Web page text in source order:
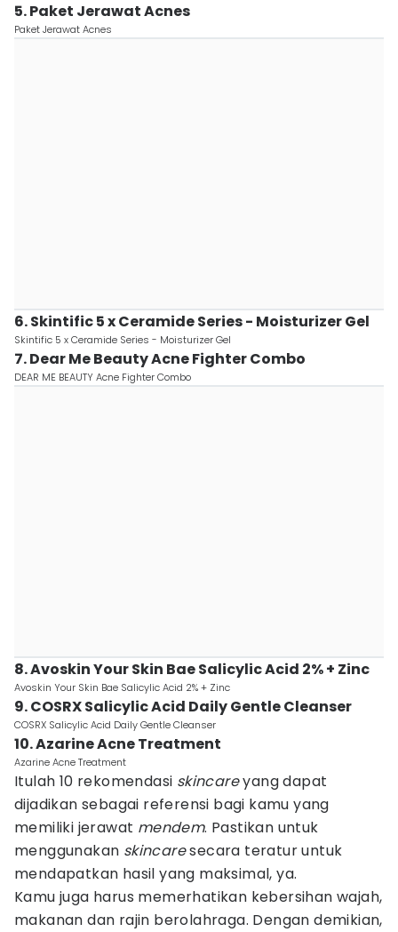
5. Paket Jerawat Acnes
Paket Jerawat Acnes
6. Skintific 5 x Ceramide Series - Moisturizer Gel
Skintific 5 x Ceramide Series - Moisturizer Gel
7. Dear Me Beauty Acne Fighter Combo
DEAR ME BEAUTY Acne Fighter Combo
8. Avoskin Your Skin Bae Salicylic Acid 2% + Zinc
Avoskin Your Skin Bae Salicylic Acid 2% + Zinc
9. COSRX Salicylic Acid Daily Gentle Cleanser
COSRX Salicylic Acid Daily Gentle Cleanser
10. Azarine Acne Treatment
Azarine Acne Treatment
Itulah 10 rekomendasi skincareyang dapat
dijadikan sebagai referensi bagi kamu yang
memiliki jerawat mendem. Pastikan untuk
menggunakan skincaresecara teratur untuk
mendapatkan hasil yang maksimal, ya.
Kamu juga harus memerhatikan kebersihan wajah,
makanan dan rajin berolahraga. Dengan demikian,